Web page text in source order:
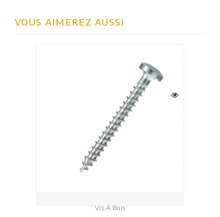
VOUS AIMEREZ AUSSI
Vis À Bois